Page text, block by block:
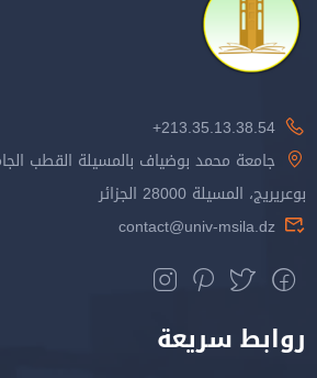
213.35.13.38.54+
جامعة محمد بوضياف بالمسيلة القطب
بوعريريج، المسيلة 28000 الجزائر
contact@univ-msila.dz
روابط سريعة